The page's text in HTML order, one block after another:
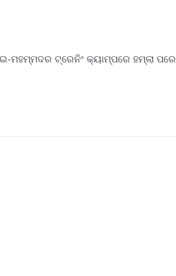
ଇ-ମହମ୍ମଦର ଟ୍ରେନିଂ କ୍ୟାମ୍ପରେ ହମ୍ଲା ପରେ